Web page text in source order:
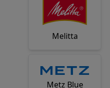
Melitta
Metz Blue